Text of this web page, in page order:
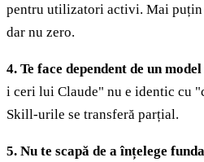
pentru utilizatori activi. Mai puțin
dar nu zero.
4. Te face dependent de un
i ceri lui Claude" nu e identic cu
Skill-urile se transferă parțial.
5. Nu te scapă de a înțelege